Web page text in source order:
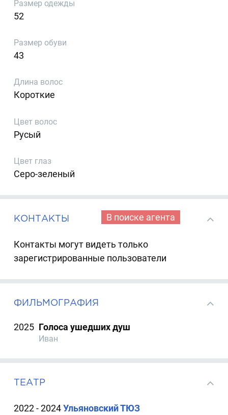
Размер одежды
52
Размер обуви
43
Длина волос
Короткие
Цвет волос
Русый
Цвет глаз
Серо-зеленый
КОНТАКТЫ В поиске агента
Контакты могут видеть только
зарегистрированные пользователи
ФИЛЬМОГРАФИЯ
2025 Голоса ушедших душ
Иван
ТЕАТР
2022 - 2024Ульяновский ТЮЗ